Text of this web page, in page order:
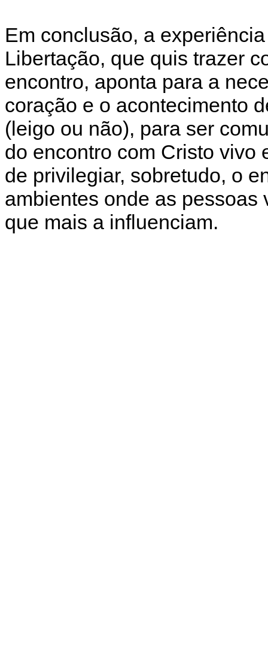
Em conclusão, a
Libertação, que quis trazer
encontro, aponta para a
coração e o acontecimento
(leigo ou não), para ser
do encontro com Cristo vivo
de privilegiar, sobretudo, o
ambientes onde as pessoas
que mais a influenciam.